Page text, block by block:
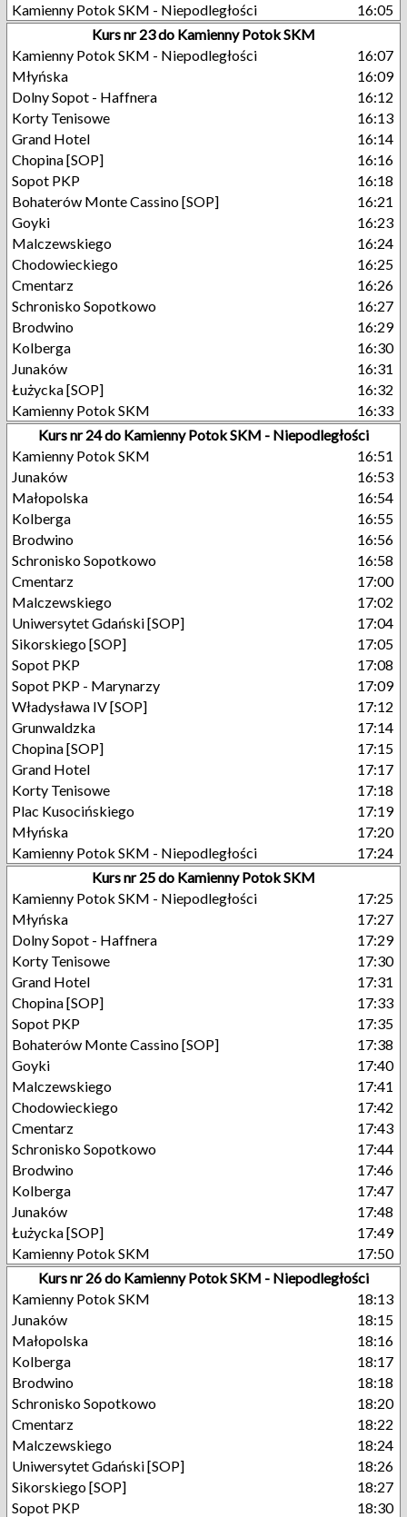
Kamienny Potok SKM - Niepodległości
16:05
Kurs nr 23 do Kamienny Potok SKM
Kamienny Potok SKM - Niepodległości
16:07
Młyńska
16:09
Dolny Sopot - Haffnera
16:12
Korty Tenisowe
16:13
Grand Hotel
16:14
Chopina [SOP]
16:16
Sopot PKP
16:18
Bohaterów Monte Cassino [SOP]
16:21
Goyki
16:23
Malczewskiego
16:24
Chodowieckiego
16:25
Cmentarz
16:26
Schronisko Sopotkowo
16:27
Brodwino
16:29
Kolberga
16:30
Junaków
16:31
Łużycka [SOP]
16:32
Kamienny Potok SKM
16:33
Kurs nr 24 do Kamienny Potok SKM - Niepodległości
Kamienny Potok SKM
16:51
Junaków
16:53
Małopolska
16:54
Kolberga
16:55
Brodwino
16:56
Schronisko Sopotkowo
16:58
Cmentarz
17:00
Malczewskiego
17:02
Uniwersytet Gdański [SOP]
17:04
Sikorskiego [SOP]
17:05
Sopot PKP
17:08
Sopot PKP - Marynarzy
17:09
Władysława IV [SOP]
17:12
Grunwaldzka
17:14
Chopina [SOP]
17:15
Grand Hotel
17:17
Korty Tenisowe
17:18
Plac Kusocińskiego
17:19
Młyńska
17:20
Kamienny Potok SKM - Niepodległości
17:24
Kurs nr 25 do Kamienny Potok SKM
Kamienny Potok SKM - Niepodległości
17:25
Młyńska
17:27
Dolny Sopot - Haffnera
17:29
Korty Tenisowe
17:30
Grand Hotel
17:31
Chopina [SOP]
17:33
Sopot PKP
17:35
Bohaterów Monte Cassino [SOP]
17:38
Goyki
17:40
Malczewskiego
17:41
Chodowieckiego
17:42
Cmentarz
17:43
Schronisko Sopotkowo
17:44
Brodwino
17:46
Kolberga
17:47
Junaków
17:48
Łużycka [SOP]
17:49
Kamienny Potok SKM
17:50
Kurs nr 26 do Kamienny Potok SKM - Niepodległości
Kamienny Potok SKM
18:13
Junaków
18:15
Małopolska
18:16
Kolberga
18:17
Brodwino
18:18
Schronisko Sopotkowo
18:20
Cmentarz
18:22
Malczewskiego
18:24
Uniwersytet Gdański [SOP]
18:26
Sikorskiego [SOP]
18:27
Sopot PKP
18:30